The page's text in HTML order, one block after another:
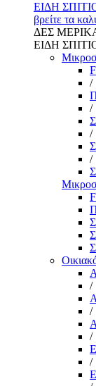
ΕΙΔΗ
βρείτε τα
ΔΕΣ
ΕΙΔΗ
/
/
/
/
/
/
/
/